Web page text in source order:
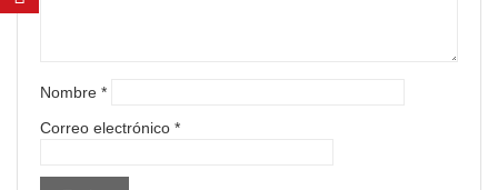
Nombre *
Correo electrónico *